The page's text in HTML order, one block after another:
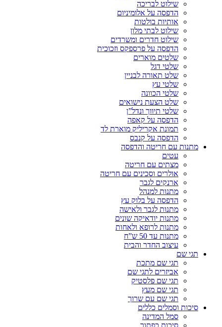
שילוט לבריכה
הדפסה על אלומיניום
אותיות בולטות
שילוט לבתי מלון
שילוט חדרים ומשרדים
הדפסה על פרספקס וזכוכית
שלטים מוארים
שלטי דגל
שלט תאורה לבניין
שלטי עץ
שלטי הכוונה
שלט הצעת נישואים
שלטי תיווך ונדל”ן
הדפסה על קאפה
תמונת אקריליק מוארת לד
הדפסה על קנבס
מתנות עם חריטה והדפסה
עטים
מצתים עם חריטה
אולרים וסכינים עם חריטה
ארנקים לגבר
מתנות למנהל
הדפסה על בלוק עץ
מתנות לגבר ולאישה
מתנות יודאיקה שונים
מתנות לרופא ולאחות
מתנות עד 50 ש”ח
עיצוב החדר והבית
תגי שם
תגי שם מתכת
אביזרים לתגי שם
תגי שם פלסטיק
תגי שם מעץ
תגי שם עם שרוך
סיכות וסמלים כללים
סמל המדינה
סיכות כפתור